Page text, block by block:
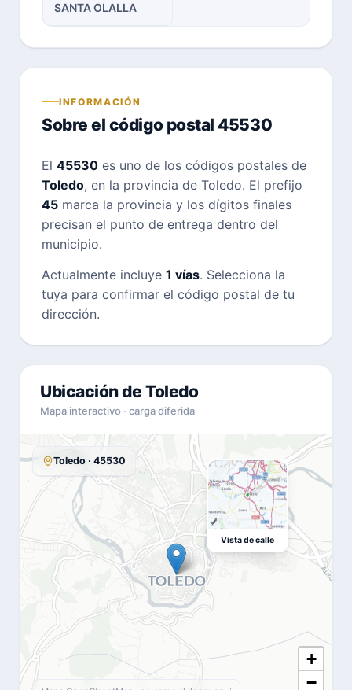
SANTA OLALLA
INFORMACIÓN
Sobre el código postal 45530
El 45530 es uno de los códigos postales de
Toledo, en la provincia de Toledo. El prefijo
45 marca la provincia y los dígitos finales
precisan el punto de entrega dentro del
municipio.
Actualmente incluye 1 vías. Selecciona la
tuya para confirmar el código postal de tu
dirección.
Ubicación de Toledo
Mapa interactivo · carga diferida
+
−
Toledo · 45530
Vista de calle